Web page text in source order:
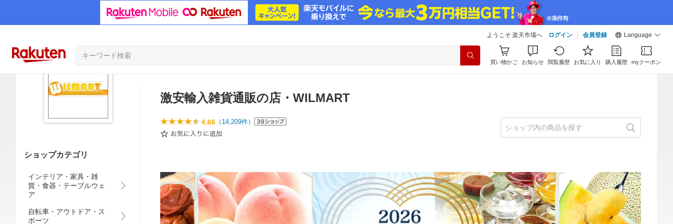
ようこそ 楽天市場へ ログイン 会員登録 Language
買い物かご お知らせ 閲覧履歴 お気に入り 購入履歴 myクーポン
ショップカテゴリ
インテリア・家具・雑
貨・食器・テーブルウェ
ア
自転車・アウトドア・ス
ポーツ
激安輸入雑貨通販の店・WILMART
4.66 （ 14,209件）